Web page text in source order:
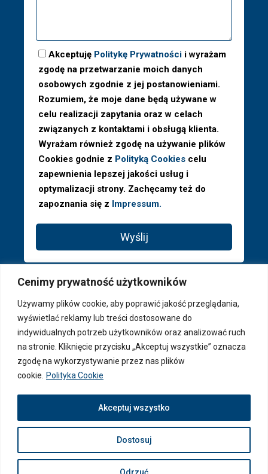
Cenimy prywatność użytkowników
Używamy plików cookie, aby poprawić jakość przeglądania,
wyświetlać reklamy lub treści dostosowane do
indywidualnych potrzeb użytkowników oraz analizować ruch
na stronie. Kliknięcie przycisku „Akceptuj wszystkie” oznacza
zgodę na wykorzystywanie przez nas plików
cookie. Polityka Cookie
Dostosuj
Odrzuć
Akceptuj wszystko
Akceptuję Politykę Prywatności i wyrażam
zgodę na przetwarzanie moich danych
osobowych zgodnie z jej postanowieniami.
Rozumiem, że moje dane będą używane w
celu realizacji zapytania oraz w celach
związanych z kontaktami i obsługą klienta.
Wyrażam również zgodę na używanie plików
Cookies godnie z Polityką Cookies celu
zapewnienia lepszej jakości usług i
optymalizacji strony. Zachęcamy też do
zapoznania się z Impressum.
Wyślij